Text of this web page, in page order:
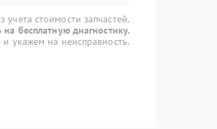
стоимости запчастей.
на бесплатную диагностику.
укажем на неисправность.